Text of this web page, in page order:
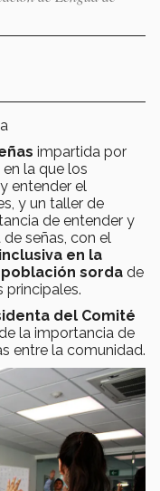
impartida por
en la que los
entender el
y un taller de
de entender y
señas, con el
en la
sorda de
principales.
del Comité
la importancia de
entre la comunidad.